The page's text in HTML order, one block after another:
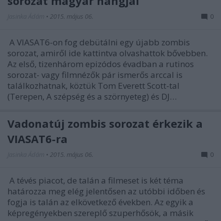
• 2015. május 06. 0
A VIASAT6-on fog debütálni egy újabb zombis
sorozat, amiről ide kattintva olvashattok bővebben.
Az első, tizenhárom epizódos évadban a rutinos
sorozat- vagy filmnézők pár ismerős arccal is
találkozhatnak, köztük Tom Everett Scott-tal
(Terepen, A szépség és a szörnyeteg) és DJ…
Vadonatúj zombis sorozat érkezik a
VIASAT6-ra
• 2015. május 06. 0
A tévés piacot, de talán a filmeset is két téma
határozza meg elég jelentősen az utóbbi időben és
fogja is talán az elkövetkező években. Az egyik a
képregényekben szereplő szuperhősök, a másik